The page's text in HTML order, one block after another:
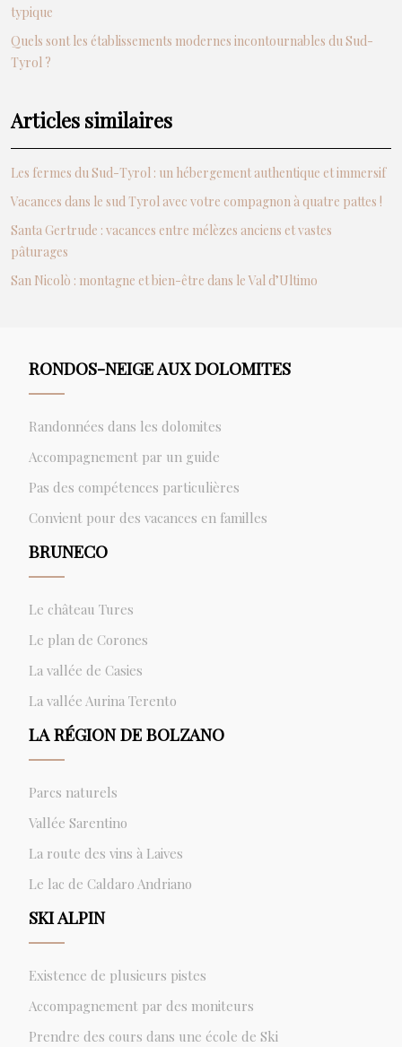
typique
Quels sont les établissements modernes incontournables du Sud-
Tyrol ?
Articles similaires
Les fermes du Sud-Tyrol : un hébergement authentique et immersif
Vacances dans le sud Tyrol avec votre compagnon à quatre pattes !
Santa Gertrude : vacances entre mélèzes anciens et vastes
pâturages
San Nicolò : montagne et bien-être dans le Val d’Ultimo
RONDOS-NEIGE AUX DOLOMITES
Randonnées dans les dolomites
Accompagnement par un guide
Pas des compétences particulières
Convient pour des vacances en familles
BRUNECO
Le château Tures
Le plan de Corones
La vallée de Casies
La vallée Aurina Terento
LA RÉGION DE BOLZANO
Parcs naturels
Vallée Sarentino
La route des vins à Laives
Le lac de Caldaro Andriano
SKI ALPIN
Existence de plusieurs pistes
Accompagnement par des moniteurs
Prendre des cours dans une école de Ski